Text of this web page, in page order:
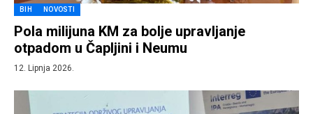
BIH NOVOSTI
Pola milijuna KM za bolje upravljanje
otpadom u Čapljini i Neumu
12. Lipnja 2026.